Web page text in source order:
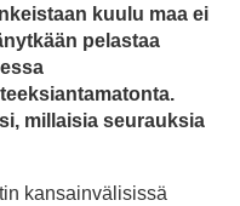
kuulu maa ei
pelastaa
millaisia seurauksia
kansainvälisissä